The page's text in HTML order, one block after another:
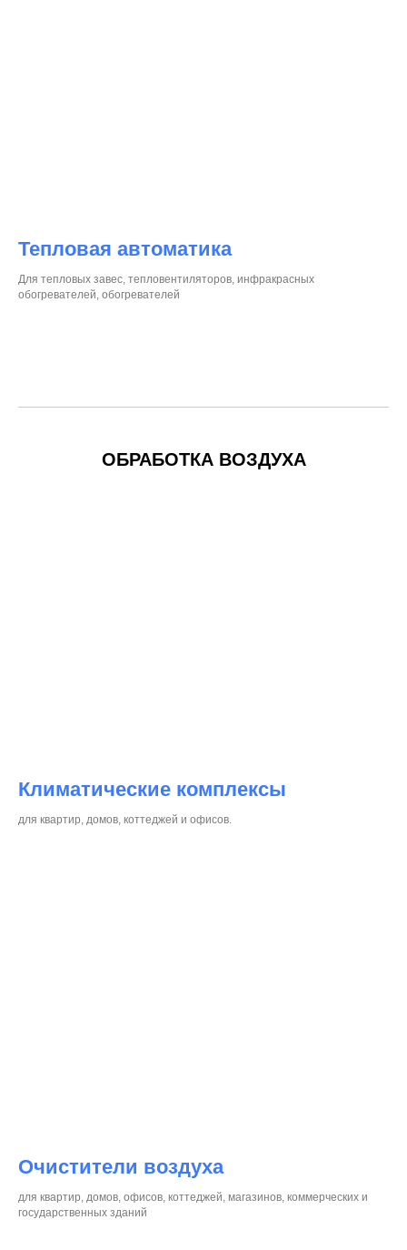
Тепловая автоматика
Для тепловых завес, тепловентиляторов, инфракрасных
обогревателей, обогревателей
ОБРАБОТКА ВОЗДУХА
Климатические комплексы
для квартир, домов, коттеджей и офисов.
Очистители воздуха
для квартир, домов, офисов, коттеджей, магазинов, коммерческих и
государственных зданий